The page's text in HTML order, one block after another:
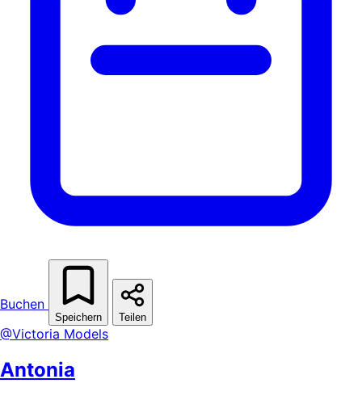
Buchen
Speichern Teilen
@Victoria Models
Antonia